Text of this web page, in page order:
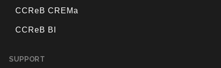
CCReB CREMa
CCReB BI
SUPPORT